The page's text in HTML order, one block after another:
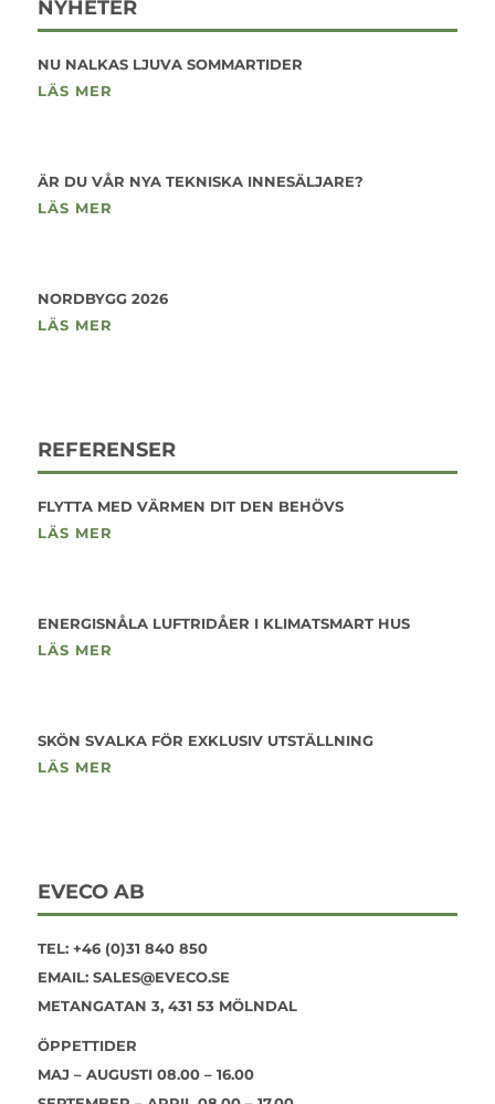
NYHETER
NU NALKAS LJUVA SOMMARTIDER
LÄS MER
ÄR DU VÅR NYA TEKNISKA INNESÄLJARE?
LÄS MER
NORDBYGG 2026
LÄS MER
REFERENSER
FLYTTA MED VÄRMEN DIT DEN BEHÖVS
LÄS MER
ENERGISNÅLA LUFTRIDÅER I KLIMATSMART HUS
LÄS MER
SKÖN SVALKA FÖR EXKLUSIV UTSTÄLLNING
LÄS MER
EVECO AB
TEL: +46 (0)31 840 850
EMAIL: SALES@EVECO.SE
METANGATAN 3, 431 53 MÖLNDAL
ÖPPETTIDER
MAJ – AUGUSTI 08.00 – 16.00